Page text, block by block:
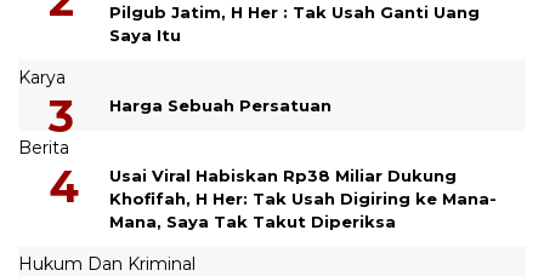
Pilgub Jatim, H Her : Tak Usah Ganti Uang
Saya Itu
Karya
Harga Sebuah Persatuan
Berita
Usai Viral Habiskan Rp38 Miliar Dukung
Khofifah, H Her: Tak Usah Digiring ke Mana-
Mana, Saya Tak Takut Diperiksa
Hukum Dan Kriminal